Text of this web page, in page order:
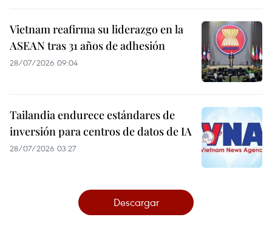
Vietnam reafirma su liderazgo en la
ASEAN tras 31 años de adhesión
28/07/2026 09:04
Tailandia endurece estándares de
inversión para centros de datos de IA
28/07/2026 03:27
Descargar